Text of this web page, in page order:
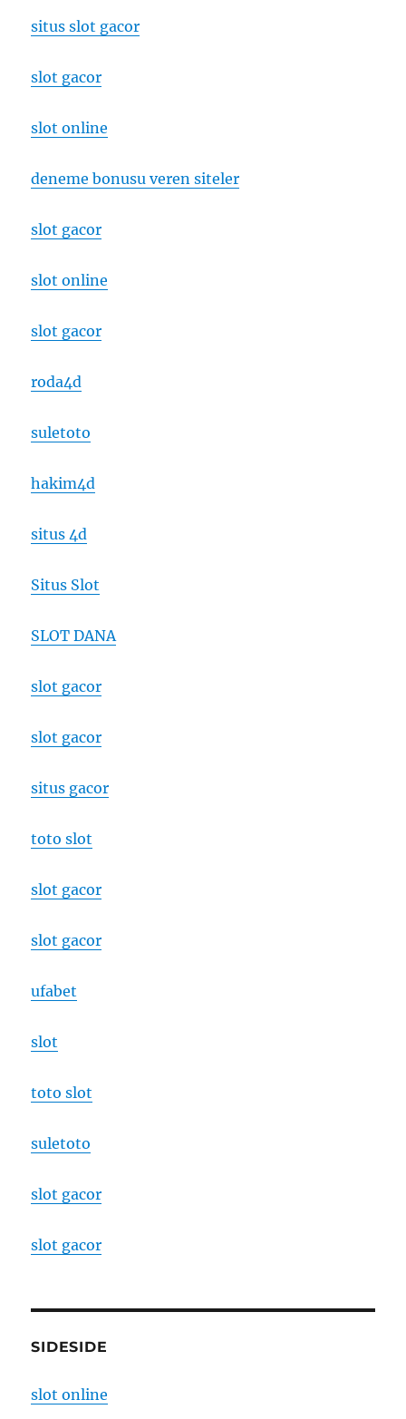
situs slot gacor
slot gacor
slot online
deneme bonusu veren siteler
slot gacor
slot online
slot gacor
roda4d
suletoto
hakim4d
situs 4d
Situs Slot
SLOT DANA
slot gacor
slot gacor
situs gacor
toto slot
slot gacor
slot gacor
ufabet
slot
toto slot
suletoto
slot gacor
slot gacor
SIDESIDE
slot online